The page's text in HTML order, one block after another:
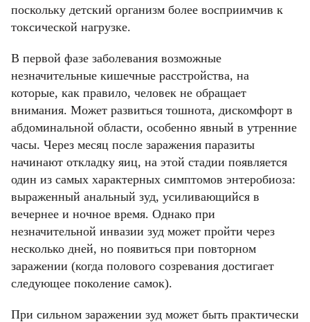
поскольку детский организм более восприимчив к
токсической нагрузке.
В первой фазе заболевания возможные
незначительные кишечные расстройства, на
которые, как правило, человек не обращает
внимания. Может развиться тошнота, дискомфорт в
абдоминальной области, особенно явный в утренние
часы. Через месяц после заражения паразиты
начинают откладку яиц, на этой стадии появляется
один из самых характерных симптомов энтеробиоза:
выраженный анальный зуд, усиливающийся в
вечернее и ночное время. Однако при
незначительной инвазии зуд может пройти через
несколько дней, но появиться при повторном
заражении (когда полового созревания достигает
следующее поколение самок).
При сильном заражении зуд может быть практически